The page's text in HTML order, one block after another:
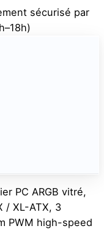
sécurisé par
PC ARGB vitré,
/ XL-ATX, 3
PWM high-speed